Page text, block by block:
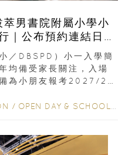
男書院附屬小學小
｜公布預約連結日期
／DBSPD）小一入學簡
均備受家長關注，入場
為小朋友報考2027/28
/ OPEN DAY & SCHOOL EVENTS